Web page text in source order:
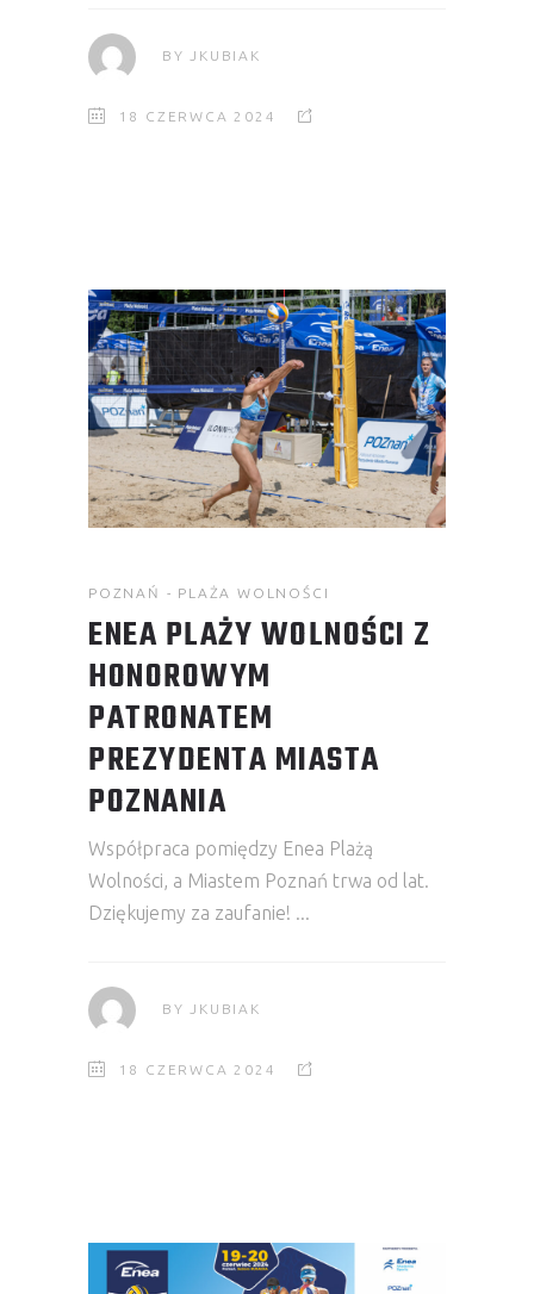
BY JKUBIAK
18 CZERWCA 2024
POZNAŃ - PLAŻA WOLNOŚCI
ENEA PLAŻY WOLNOŚCI Z
HONOROWYM
PATRONATEM
PREZYDENTA MIASTA
POZNANIA
Współpraca pomiędzy Enea Plażą
Wolności, a Miastem Poznań trwa od lat.
Dziękujemy za zaufanie!
BY JKUBIAK
18 CZERWCA 2024